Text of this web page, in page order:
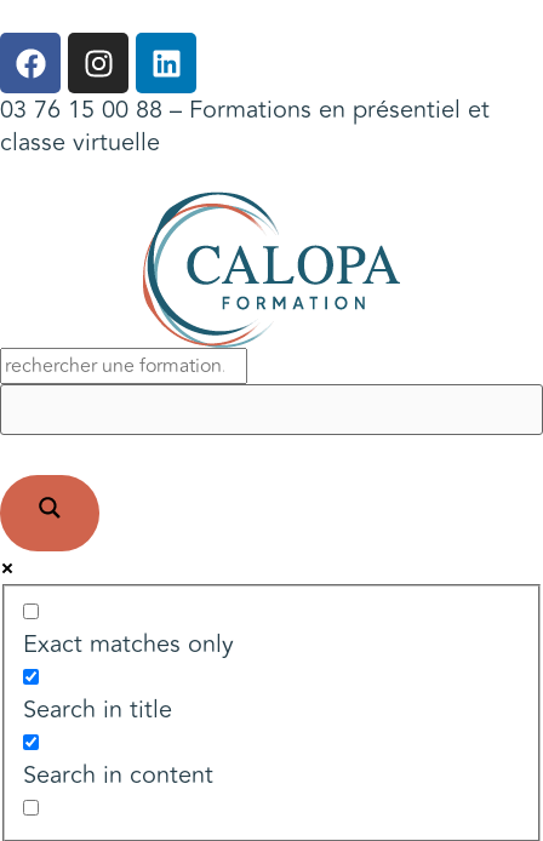
03 76 15 00 88 – Formations en présentiel et
classe virtuelle
Exact matches only
Search in title
Search in content